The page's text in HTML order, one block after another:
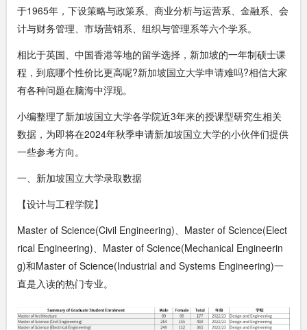
于1965年，下设策略与政策系、商业分析与运营系、金融系、会
计与财务管理、市场营销系、组织与管理系等六个学系。
相比于英国、中国香港等地的留学选择，新加坡的一年制硕士课
程，到底哪个性价比更高呢?新加坡国立大学申请难吗?相信大家
有各种问题在脑海中浮现。
小编整理了新加坡国立大学各学院近3年来的授课型研究生相关
数据，为即将在2024年秋季申请新加坡国立大学的小伙伴们提供
一些参考方向。
一、新加坡国立大学录取数据
【设计与工程学院】
Master of Science(Civil Engineering)、Master of Science(Elect
rical Engineering)、Master of Science(Mechanical Engineerin
g)和Master of Science(Industrial and Systems Engineering)一
直是入读的热门专业。